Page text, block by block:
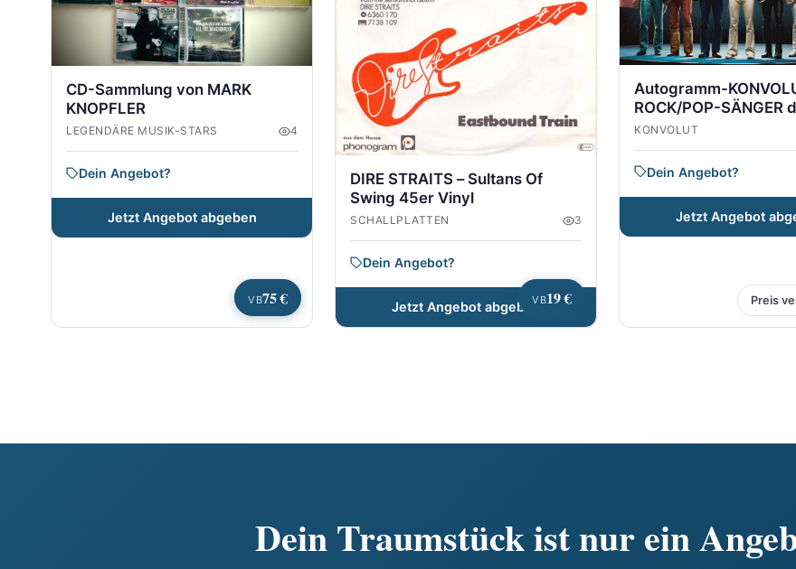
VB75 €
CD-Sammlung von MARK
KNOPFLER
LEGENDÄRE MUSIK-STARS 4
Dein Angebot?
Jetzt Angebot abgeben
VB19 €
DIRE STRAITS – Sultans Of
Swing 45er Vinyl
SCHALLPLATTEN 3
Dein Angebot?
Jetzt Angebot abgeben Preis
Autogramm-
ROCK/POP-SÄNGER
Jahre
KONVOLUT
Dein Angebot?
Jetzt Angebot
Dein Traumstück ist nur ein